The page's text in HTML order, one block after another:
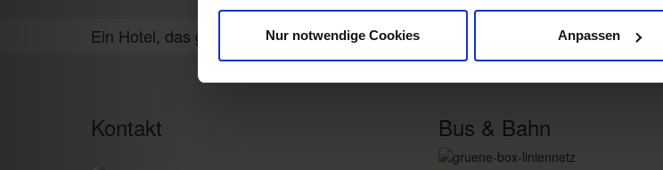
Nur notwendige Cookies Anpassen
Ein Hotel, das gefällt!
Kontakt Bus & Bahn